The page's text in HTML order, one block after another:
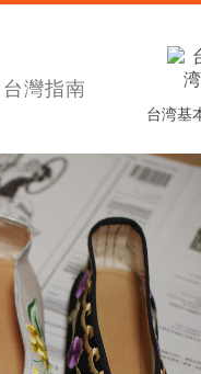
台灣指南
台湾基